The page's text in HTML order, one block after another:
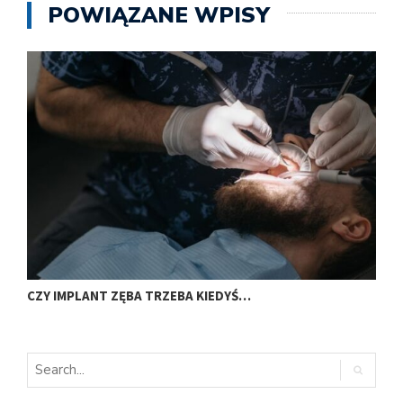
POWIĄZANE WPISY
CZY IMPLANT ZĘBA TRZEBA KIEDYŚ…